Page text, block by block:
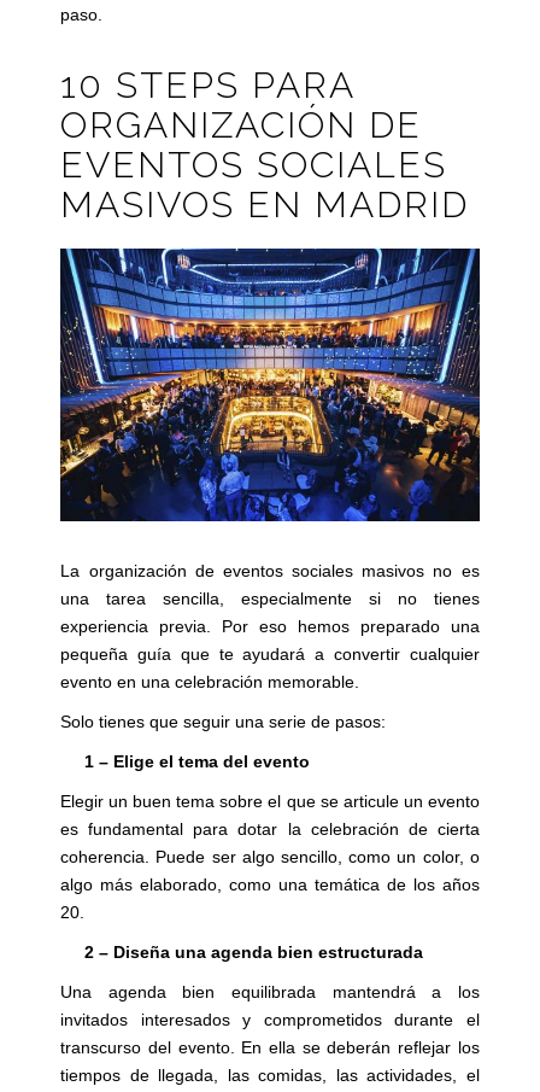
paso.
10 STEPS PARA
ORGANIZACIÓN DE
EVENTOS SOCIALES
MASIVOS EN MADRID
La organización de eventos sociales masivos no es
una tarea sencilla, especialmente si no tienes
experiencia previa. Por eso hemos preparado una
pequeña guía que te ayudará a convertir cualquier
evento en una celebración memorable.
Solo tienes que seguir una serie de pasos:
1 – Elige el tema del evento
Elegir un buen tema sobre el que se articule un evento
es fundamental para dotar la celebración de cierta
coherencia. Puede ser algo sencillo, como un color, o
algo más elaborado, como una temática de los años
20.
2 – Diseña una agenda bien estructurada
Una agenda bien equilibrada mantendrá a los
invitados interesados y comprometidos durante el
transcurso del evento. En ella se deberán reflejar los
tiempos de llegada, las comidas, las actividades, el